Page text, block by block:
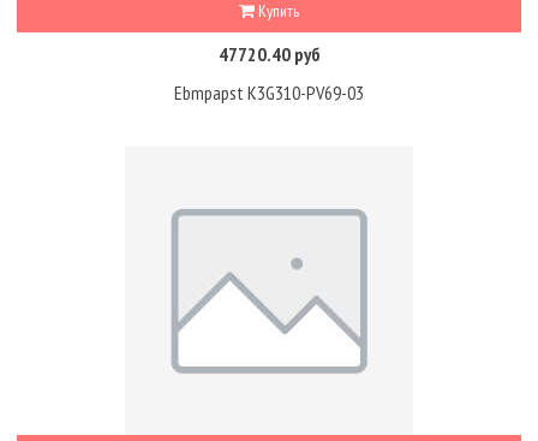
Купить
47720.40 руб
Ebmpapst K3G310-PV69-03